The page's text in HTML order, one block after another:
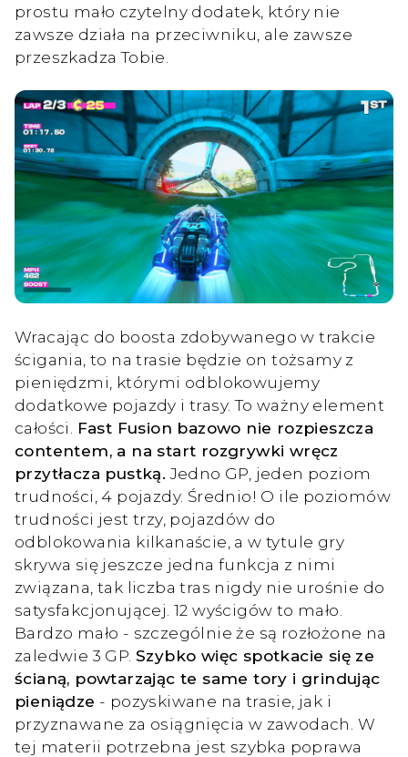
prostu mało czytelny dodatek, który nie
zawsze działa na przeciwniku, ale zawsze
przeszkadza Tobie.
Wracając do boosta zdobywanego w trakcie
ścigania, to na trasie będzie on tożsamy z
pieniędzmi, którymi odblokowujemy
dodatkowe pojazdy i trasy. To ważny element
całości.
Fast Fusion bazowo nie rozpieszcza
contentem, a na start rozgrywki wręcz
przytłacza pustką. Jedno GP, jeden poziom
trudności, 4 pojazdy. Średnio! O ile poziomów
trudności jest trzy, pojazdów do
odblokowania kilkanaście, a w tytule gry
skrywa się jeszcze jedna funkcja z nimi
związana, tak liczba tras nigdy nie urośnie do
satysfakcjonującej. 12 wyścigów to mało.
Bardzo mało - szczególnie że są rozłożone na
zaledwie 3 GP. Szybko więc spotkacie się ze
ścianą, powtarzając te same tory i grindując
pieniądze - pozyskiwane na trasie, jak i
przyznawane za osiągnięcia w zawodach. W
tej materii potrzebna jest szybka poprawa